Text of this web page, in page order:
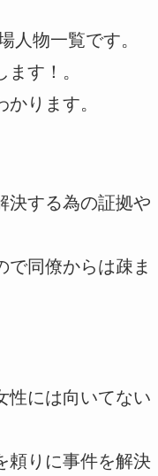
人物一覧です。
す！。
ります。
決する為の証拠や
で同僚からは疎ま
性には向いてない
頼りに事件を解決